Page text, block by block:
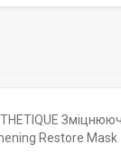
Restore Mask